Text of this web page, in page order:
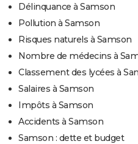
Délinquance à Samson
Pollution à Samson
Risques naturels à Samson
Nombre de médecins à
Classement des lycées à
Salaires à Samson
Impôts à Samson
Accidents à Samson
Samson : dette et budget